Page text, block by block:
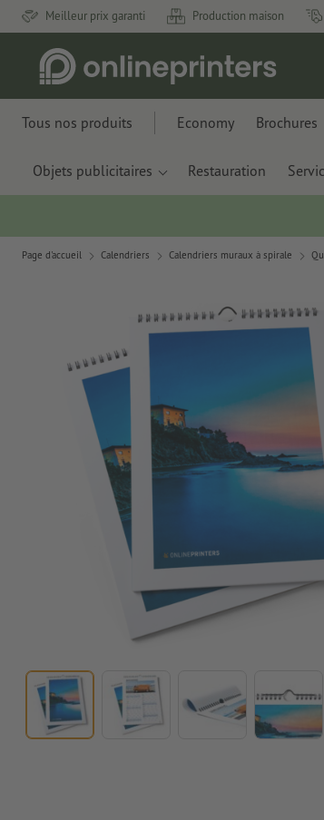
Meilleur prix garanti Production maison
Tous nos produits Economy Brochures
Objets publicitaires Restauration
Page d'accueil Calendriers Calendriers muraux à spirale